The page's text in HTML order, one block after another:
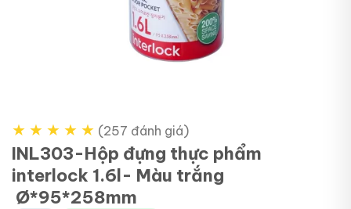
★ ★ ★ ★ ★ (257 đánh giá)
INL303-Hộp đựng thực phẩm
interlock 1.6l- Màu trắng
Ø*95*258mm